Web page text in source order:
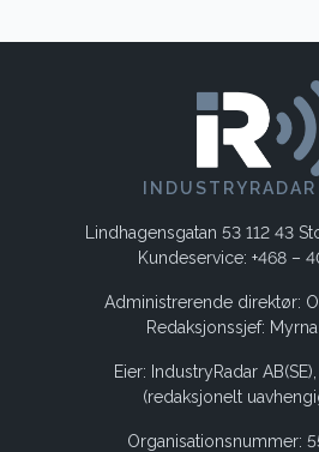
Lindhagensgatan 53 112 43
Kundeservice: +468 –
Administrerende direktør:
Redaksjonssjef:
Eier: IndustryRadar
(redaksjonelt
Organisationsnummer: